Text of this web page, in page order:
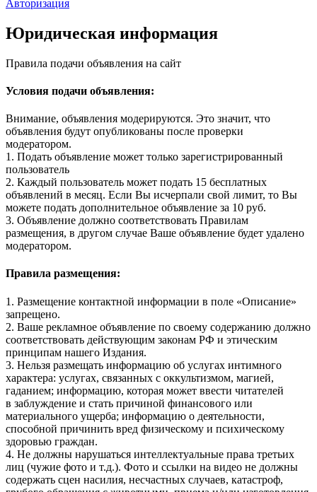
Авторизация
Юридическая информация
Правила подачи объявления на сайт
Условия подачи объявления:
Внимание, объявления модерируются. Это значит, что
объявления будут опубликованы после проверки
модератором.
1. Подать объявление может только зарегистрированный
пользователь
2. Каждый пользователь может подать 15 бесплатных
объявлений в месяц. Если Вы исчерпали свой лимит, то Вы
можете подать дополнительное объявление за 10 руб.
3. Объявление должно соответствовать Правилам
размещения, в другом случае Ваше объявление будет удалено
модератором.
Правила размещения:
1. Размещение контактной информации в поле «Описание»
запрещено.
2. Ваше рекламное объявление по своему содержанию должно
соответствовать действующим законам РФ и этическим
принципам нашего Издания.
3. Нельзя размещать информацию об услугах интимного
характера: услугах, связанных с оккультизмом, магией,
гаданием; информацию, которая может ввести читателей
в заблуждение и стать причиной финансового или
материального ущерба; информацию о деятельности,
способной причинить вред физическому и психическому
здоровью граждан.
4. Не должны нарушаться интеллектуальные права третьих
лиц (чужие фото и т.д.). Фото и ссылки на видео не должны
содержать сцен насилия, несчастных случаев, катастроф,